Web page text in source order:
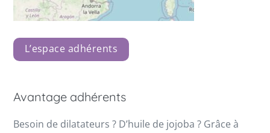
L’espace adhérents
Avantage adhérents
Besoin de dilatateurs ? D’huile de jojoba ? Grâce à